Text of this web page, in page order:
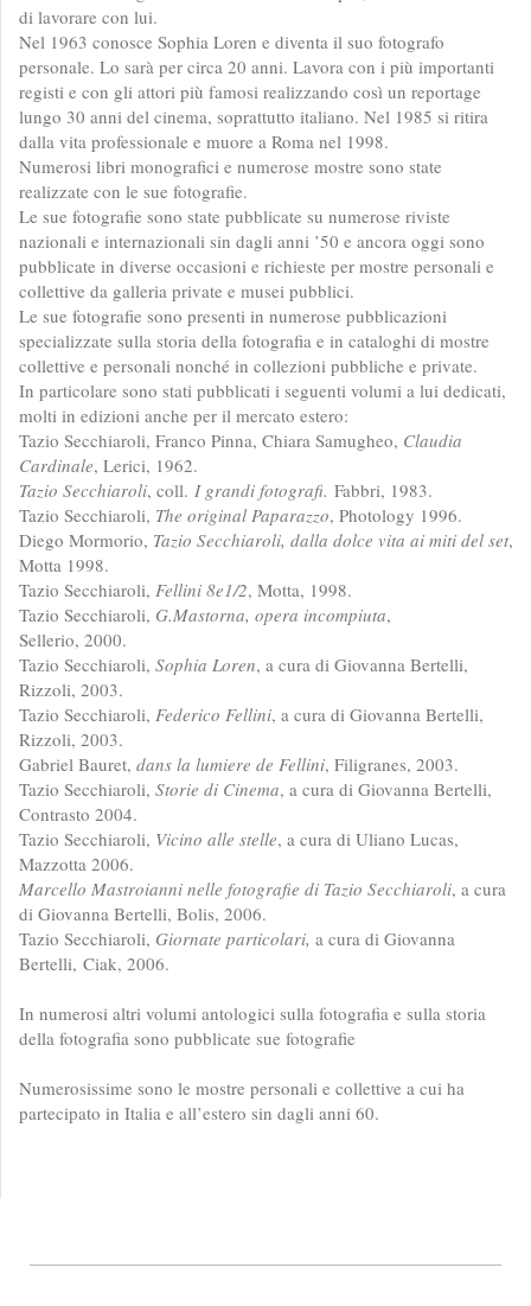
di lavorare con lui.
Nel 1963 conosce Sophia Loren e diventa il suo fotografo
personale. Lo sarà per circa 20 anni. Lavora con i più importanti
registi e con gli attori più famosi realizzando così un reportage
lungo 30 anni del cinema, soprattutto italiano. Nel 1985 si ritira
dalla vita professionale e muore a Roma nel 1998.
Numerosi libri monografici e numerose mostre sono state
realizzate con le sue fotografie.
Le sue fotografie sono state pubblicate su numerose riviste
nazionali e internazionali sin dagli anni ’50 e ancora oggi sono
pubblicate in diverse occasioni e richieste per mostre personali e
collettive da galleria private e musei pubblici.
Le sue fotografie sono presenti in numerose pubblicazioni
specializzate sulla storia della fotografia e in cataloghi di mostre
collettive e personali nonché in collezioni pubbliche e private.
In particolare sono stati pubblicati i seguenti volumi a lui dedicati,
molti in edizioni anche per il mercato estero:
Tazio Secchiaroli, Franco Pinna, Chiara Samugheo, Claudia
Cardinale, Lerici, 1962.
Tazio Secchiaroli, coll. I grandi fotografi. Fabbri, 1983.
Tazio Secchiaroli, The original Paparazzo, Photology 1996.
Diego Mormorio, Tazio Secchiaroli, dalla dolce vita ai miti del set,
Motta 1998.
Tazio Secchiaroli, Fellini 8e1/2, Motta, 1998.
Tazio Secchiaroli, G.Mastorna, opera incompiuta,
Sellerio, 2000.
Tazio Secchiaroli, Sophia Loren, a cura di Giovanna Bertelli,
Rizzoli, 2003.
Tazio Secchiaroli, Federico Fellini, a cura di Giovanna Bertelli,
Rizzoli, 2003.
Gabriel Bauret, dans la lumiere de Fellini, Filigranes, 2003.
Tazio Secchiaroli, Storie di Cinema, a cura di Giovanna Bertelli,
Contrasto 2004.
Tazio Secchiaroli, Vicino alle stelle, a cura di Uliano Lucas,
Mazzotta 2006.
Marcello Mastroianni nelle fotografie di Tazio Secchiaroli, a cura
di Giovanna Bertelli, Bolis, 2006.
Tazio Secchiaroli, Giornate particolari, a cura di Giovanna
Bertelli, Ciak, 2006.
In numerosi altri volumi antologici sulla fotografia e sulla storia
della fotografia sono pubblicate sue fotografie
Numerosissime sono le mostre personali e collettive a cui ha
partecipato in Italia e all’estero sin dagli anni 60.